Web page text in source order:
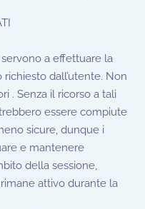
a effettuare la
dall’utente. Non
. Senza il ricorso a tali
essere compiute
sicure, dunque i
e mantenere
della sessione,
attivo durante la